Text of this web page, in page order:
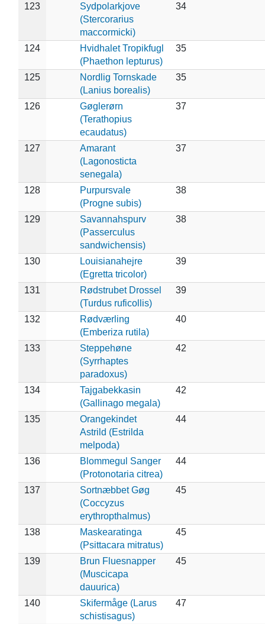
123
Sydpolarkjove
(Stercorarius
maccormicki)
34
124
Hvidhalet Tropikfugl
(Phaethon lepturus)
35
125
Nordlig Tornskade
(Lanius borealis)
35
126
Gøglerørn
(Terathopius
ecaudatus)
37
127
Amarant
(Lagonosticta
senegala)
37
128
Purpursvale
(Progne subis)
38
129
Savannahspurv
(Passerculus
sandwichensis)
38
130
Louisianahejre
(Egretta tricolor)
39
131
Rødstrubet Drossel
(Turdus ruficollis)
39
132
Rødværling
(Emberiza rutila)
40
133
Steppehøne
(Syrrhaptes
paradoxus)
42
134
Tajgabekkasin
(Gallinago megala)
42
135
Orangekindet
Astrild (Estrilda
melpoda)
44
136
Blommegul Sanger
(Protonotaria citrea)
44
137
Sortnæbbet Gøg
(Coccyzus
erythropthalmus)
45
138
Maskearatinga
(Psittacara mitratus)
45
139
Brun Fluesnapper
(Muscicapa
dauurica)
45
140
Skifermåge (Larus
schistisagus)
47